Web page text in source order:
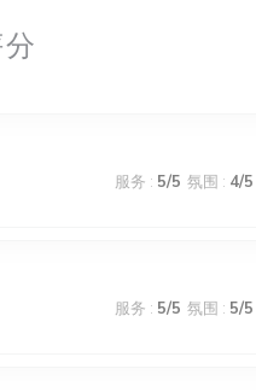
服务 : 5/5 氛围 : 4/5
服务 : 5/5 氛围 : 5/5